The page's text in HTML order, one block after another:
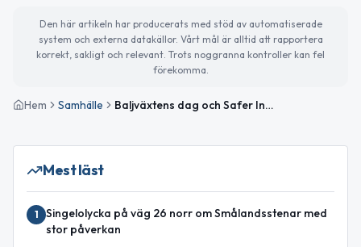
Den här artikeln har producerats med stöd av automatiserade
system och externa datakällor. Vårt mål är alltid att rapportera
korrekt, sakligt och relevant. Trots noggranna kontroller kan fel
förekomma.
Hem Samhälle Baljväxtens dag och Safer Internet Day uppmärksammas idag
Mest läst
1
Singelolycka på väg 26 norr om Smålandsstenar med
stor påverkan